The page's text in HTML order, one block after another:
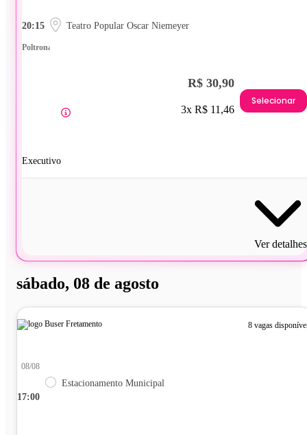
20:15 Teatro Popular Oscar Niemeyer
Poltrona
Executivo
R$ 30,90
3x R$ 11,46
Selecionar
Ver detalhes
sábado, 08 de agosto
8 vagas
17:00
08/08
Estacionamento Municipal